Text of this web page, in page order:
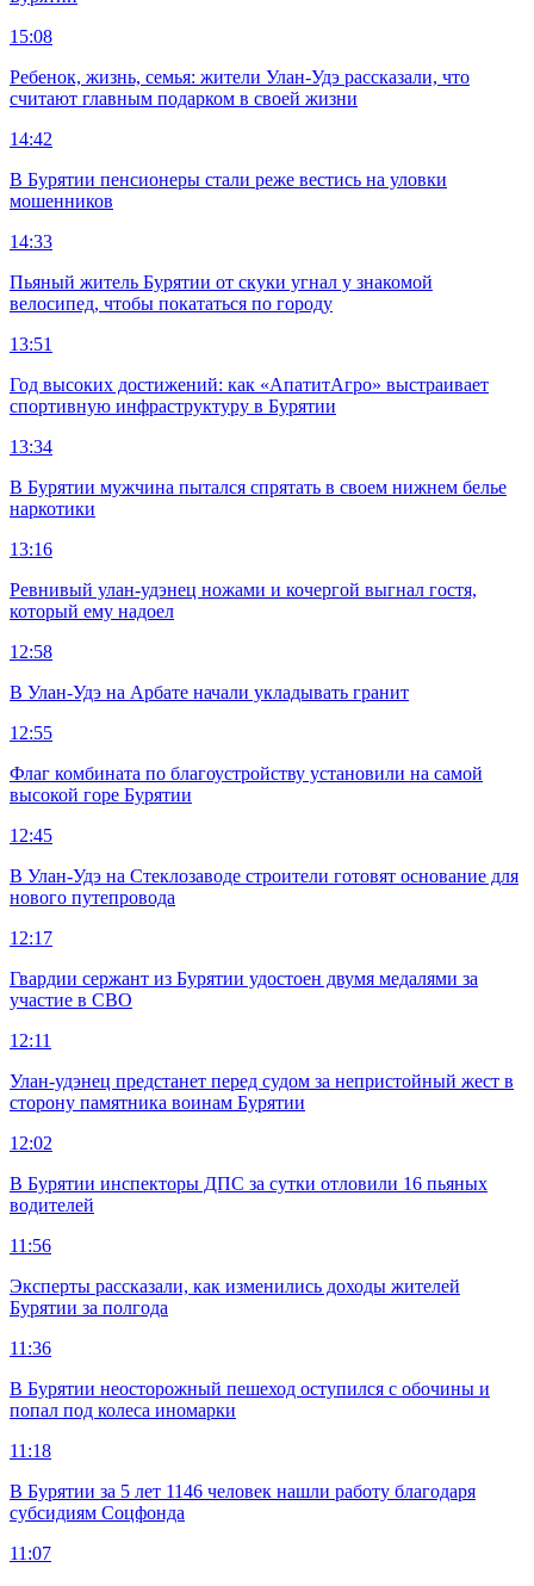
15:08
Ребенок, жизнь, семья: жители Улан-Удэ рассказали, что
считают главным подарком в своей жизни
14:42
В Бурятии пенсионеры стали реже вестись на уловки
мошенников
14:33
Пьяный житель Бурятии от скуки угнал у знакомой
велосипед, чтобы покататься по городу
13:51
Год высоких достижений: как «АпатитАгро» выстраивает
спортивную инфраструктуру в Бурятии
13:34
В Бурятии мужчина пытался спрятать в своем нижнем белье
наркотики
13:16
Ревнивый улан-удэнец ножами и кочергой выгнал гостя,
который ему надоел
12:58
В Улан-Удэ на Арбате начали укладывать гранит
12:55
Флаг комбината по благоустройству установили на самой
высокой горе Бурятии
12:45
В Улан-Удэ на Стеклозаводе строители готовят основание для
нового путепровода
12:17
Гвардии сержант из Бурятии удостоен двумя медалями за
участие в СВО
12:11
Улан-удэнец предстанет перед судом за непристойный жест в
сторону памятника воинам Бурятии
12:02
В Бурятии инспекторы ДПС за сутки отловили 16 пьяных
водителей
11:56
Эксперты рассказали, как изменились доходы жителей
Бурятии за полгода
11:36
В Бурятии неосторожный пешеход оступился с обочины и
попал под колеса иномарки
11:18
В Бурятии за 5 лет 1146 человек нашли работу благодаря
субсидиям Соцфонда
11:07